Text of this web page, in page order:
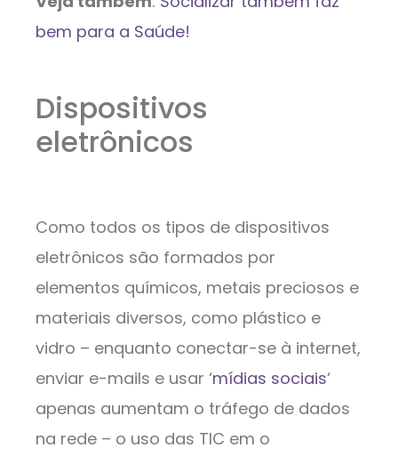
bem para a Saúde!
Dispositivos
eletrônicos
Como todos os tipos de dispositivos
eletrônicos são formados por
elementos químicos, metais preciosos e
materiais diversos, como plástico e
vidro – enquanto conectar-se à internet,
enviar e-mails e usar ‘mídias sociais‘
apenas aumentam o tráfego de dados
na rede – o uso das TIC em o